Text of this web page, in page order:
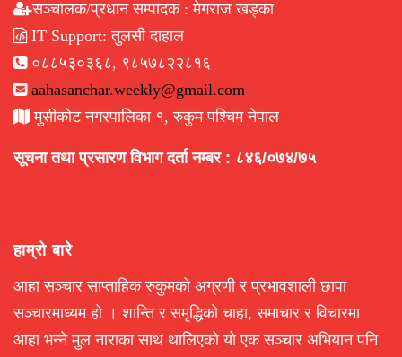
सञ्चालक/प्रधान सम्पादक : मेगराज खड्का
IT Support: तुलसी दाहाल
०८८५३०३६८, ९८५७८२२८१६
aahasanchar.weekly@gmail.com
मुसीकोट नगरपालिका १, रुकुम पश्चिम नेपाल
सूचना तथा प्रसारण विभाग दर्ता नम्बर : ८४६/०७४/७५
हाम्रो बारे
आहा सञ्चार साप्ताहिक रुकुमको अग्रणी र प्रभावशाली छापा
सञ्चारमाध्यम हो । शान्ति र समृद्धिको चाहा, समाचार र विचारमा
आहा भन्ने मुल नाराका साथ थालिएको यो एक सञ्चार अभियान पनि